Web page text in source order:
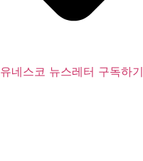
유네스코 뉴스레터 구독하기